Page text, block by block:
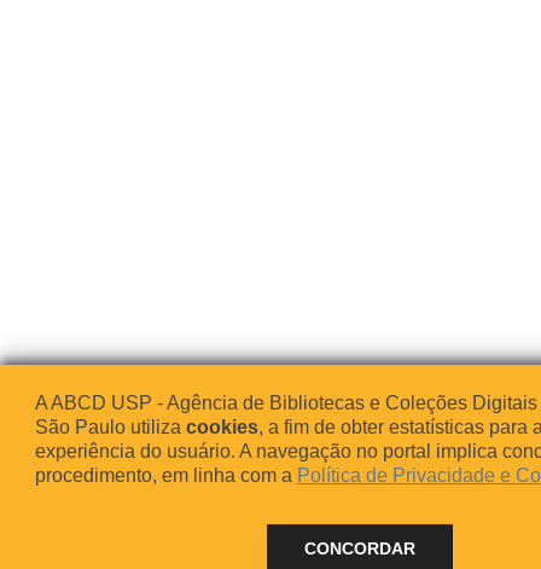
A ABCD USP - Agência de Bibliotecas e Coleções
São Paulo utiliza cookies, a fim de obter estatísticas para
experiência do usuário. A navegação no portal implica
procedimento, em linha com a Política de Privacidade e
CONCORDAR